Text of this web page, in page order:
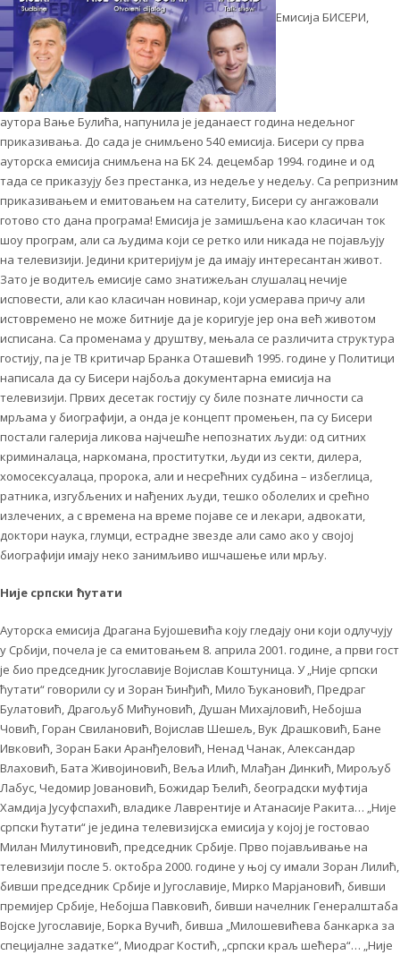
Емисија БИСЕРИ,
аутора Вање Булића, напунила је једанаест година недељног
приказивања. До сада је снимљено 540 емисија. Бисери су прва
ауторска емисија снимљена на БК 24. децембар 1994. године и од
тада се приказују без престанка, из недеље у недељу. Са репризним
приказивањем и емитовањем на сателиту, Бисери су ангажовали
готово сто дана програма! Емисија је замишљена као класичан ток
шоу програм, али са људима који се ретко или никада не појављују
на телевизији. Једини критеријум је да имају интересантан живот.
Зато је водитељ емисије само знатижељан слушалац нечије
исповести, али као класичан новинар, који усмерава причу али
истовремено не може битније да је коригује јер она већ животом
исписана. Са променама у друштву, мењала се различита структура
гостију, па је ТВ критичар Бранка Оташевић 1995. године у Политици
написала да су Бисери најбоља документарна емисија на
телевизији. Првих десетак гостију су биле познате личности са
мрљама у биографији, а онда је концепт промењен, па су Бисери
постали галерија ликова најчешће непознатих људи: од ситних
криминалаца, наркомана, проститутки, људи из секти, дилера,
хомосексуалаца, пророка, али и несрећних судбина – избеглица,
ратника, изгубљених и нађених људи, тешко оболелих и срећно
излечених, а с времена на време појаве се и лекари, адвокати,
доктори наука, глумци, естрадне звезде али само ако у својој
биографији имају неко занимљиво ишчашење или мрљу.
Није српски ћутати
Ауторска емисија Драгана Бујошевића коју гледају они који одлучују
у Србији, почела је са емитовањем 8. априла 2001. године, а први гост
је био председник Југославије Војислав Коштуница. У „Није српски
ћутати“ говорили су и Зоран Ђинђић, Мило Ђукановић, Предраг
Булатовић, Драгољуб Мићуновић, Душан Михајловић, Небојша
Човић, Горан Свилановић, Војислав Шешељ, Вук Драшковић, Бане
Ивковић, Зоран Баки Аранђеловић, Ненад Чанак, Александар
Влаховић, Бата Живојиновић, Веља Илић, Млађан Динкић, Мирољуб
Лабус, Чедомир Јовановић, Божидар Ђелић, београдски муфтија
Хамдија Јусуфспахић, владике Лаврентије и Атанасије Ракита… „Није
српски ћутати“ је једина телевизијска емисија у којој је гостовао
Милан Милутиновић, председник Србије. Прво појављивање на
телевизији после 5. октобра 2000. године у њој су имали Зоран Лилић,
бивши председник Србије и Југославије, Мирко Марјановић, бивши
премијер Србије, Небојша Павковић, бивши начелник Генералштаба
Војске Југославије, Борка Вучић, бивша „Милошевићева банкарка за
специјалне задатке“, Миодраг Костић, „српски краљ шећера“… „Није